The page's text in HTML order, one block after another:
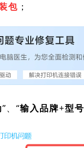
包 ；
”、“输入品牌+型号